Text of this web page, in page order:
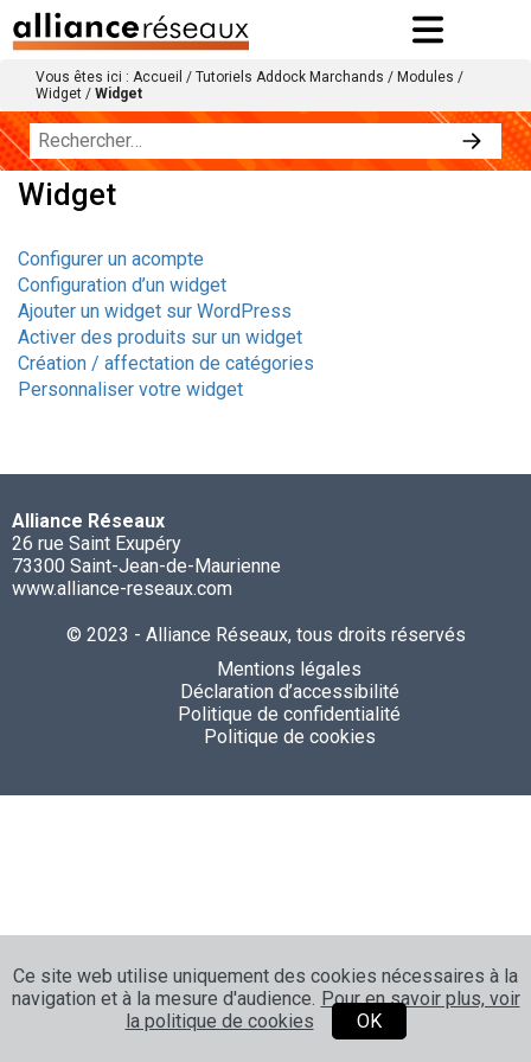
Vous êtes ici : Accueil / Tutoriels Addock Marchands / Modules /
Widget / Widget
Widget
Configurer un acompte
Configuration d’un widget
Ajouter un widget sur WordPress
Activer des produits sur un widget
Création / affectation de catégories
Personnaliser votre widget
Alliance Réseaux
26 rue Saint Exupéry
73300 Saint-Jean-de-Maurienne
www.alliance-reseaux.com
© 2023 - Alliance Réseaux, tous droits réservés
Mentions légales
Déclaration d’accessibilité
Politique de confidentialité
Politique de cookies
Ce site web utilise uniquement des cookies nécessaires à la
navigation et à la mesure d'audience. Pour en savoir plus, voir
la politique de cookies
OK